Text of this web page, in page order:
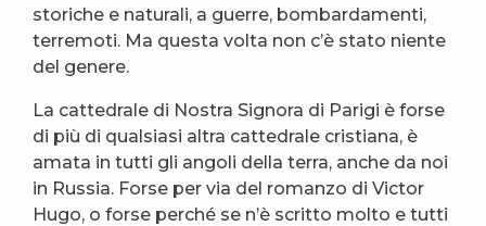
storiche e naturali, a guerre, bombardamenti,
terremoti. Ma questa volta non c’è stato niente
del genere.
La cattedrale di Nostra Signora di Parigi è forse
di più di qualsiasi altra cattedrale cristiana, è
amata in tutti gli angoli della terra, anche da noi
in Russia. Forse per via del romanzo di Victor
Hugo, o forse perché se n’è scritto molto e tutti